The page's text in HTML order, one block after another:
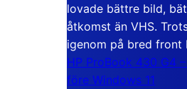
lovade bättre bild,
åtkomst än VHS.
igenom på bred
HP ProBook 430 G4
före Windows 11